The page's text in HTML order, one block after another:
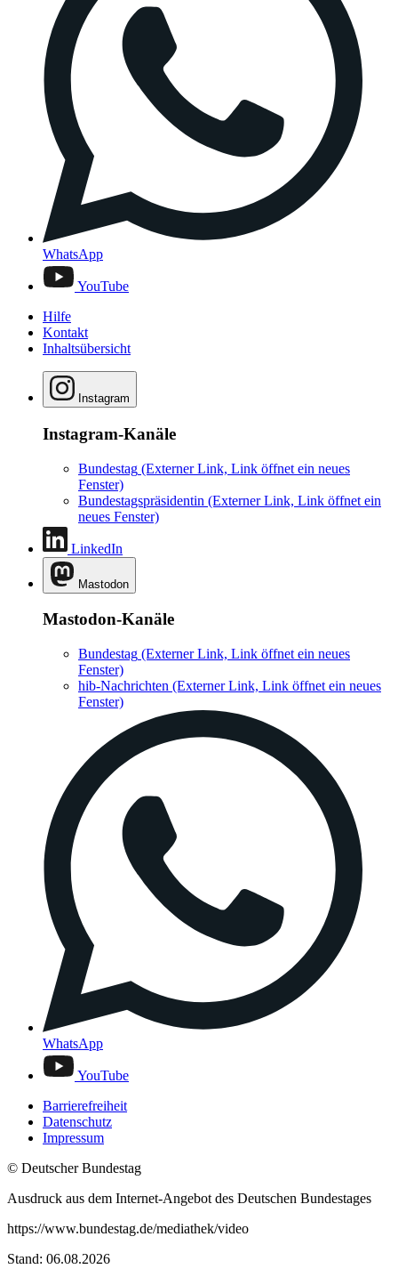
WhatsApp
YouTube
Hilfe
Kontakt
Inhaltsübersicht
Instagram
Instagram-Kanäle
Bundestag (Externer Link, Link öffnet ein neues
Fenster)
Bundestagspräsidentin (Externer Link, Link öffnet ein
neues Fenster)
LinkedIn
Mastodon
Mastodon-Kanäle
Bundestag (Externer Link, Link öffnet ein neues
Fenster)
hib-Nachrichten (Externer Link, Link öffnet ein neues
Fenster)
WhatsApp
YouTube
Barrierefreiheit
Datenschutz
Impressum
© Deutscher Bundestag
Ausdruck aus dem Internet-Angebot des Deutschen Bundestages
https://www.bundestag.de/mediathek/video
Stand: 06.08.2026